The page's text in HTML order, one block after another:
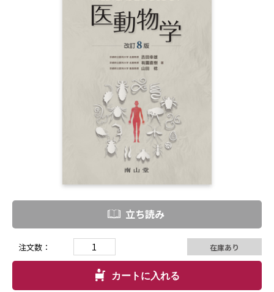
立ち読み
注文数： 在庫あり
カートに入れる